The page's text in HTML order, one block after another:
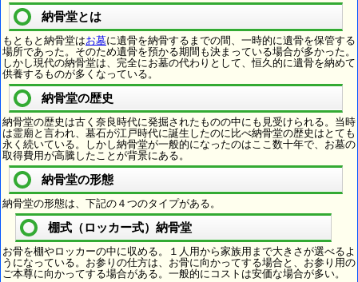
納骨堂とは
もともと納骨堂はお墓に遺骨を納骨するまでの間、一時的に遺骨を保管する
場所であった。そのため遺骨を預かる期間も決まっている場合が多かった。
しかし現代の納骨堂は、完全にお墓の代わりとして、恒久的に遺骨を納めて
供養するものが多くなっている。
納骨堂の歴史
納骨堂の歴史は古く奈良時代に発掘されたものの中にも見受けられる。当時
は霊廟と言われ、墓石が江戸時代に誕生したのに比べ納骨堂の歴史はとても
永く続いている。しかし納骨堂が一般的になったのはここ数十年で、お墓の
取得費用が高騰したことが背景にある。
納骨堂の形態
納骨堂の形態は、下記の４つのタイプがある。
棚式（ロッカー式）納骨堂
お骨を棚やロッカーの中に収める。１人用から家族用まで大きさが選べるよ
うになっている。お参りの仕方は、お骨に向かってする場合と、お参り用の
ご本尊に向かってする場合がある。一般的にコストは安価な場合が多い。